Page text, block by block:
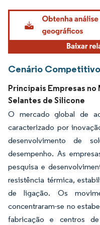
Cenário Competitivo
Principais Empresas no
Selantes de Silicone
O mercado global de
caracterizado por
desenvolvimento de
desempenho. As
pesquisa e
resistência térmica,
de ligação. Os
concentraram-se no
fabricação e centros